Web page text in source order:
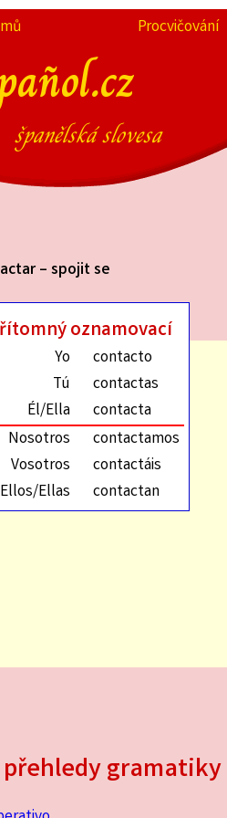
Procvičování
španělská slovesa
– spojit se
oznamovací
Yo
contacto
Tú
contactas
Él/Ella
contacta
Nosotros
contactamos
Vosotros
contactáis
Ellos/Ellas
contactan
přehledy gramatiky